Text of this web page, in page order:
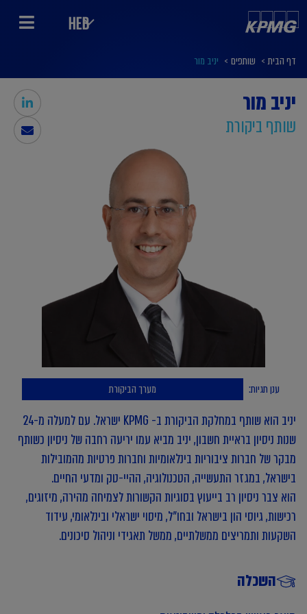
HEB
דף הבית > שותפים > יניב מור
יניב מור
שותף ביקורת
ענן תגיות: מערך הביקורת
יניב הוא שותף במחלקת הביקורת ב- KPMG ישראל. עם למעלה מ-24
שנות ניסיון בראיית חשבון, יניב מביא עמו יריעה רחבה של ניסיון כשותף
מבקר של חברות ציבוריות בינלאומיות וחברות פרטיות מהמובילות
בישראל, במגזר התעשייה, הטכנולוגיה, ההיי-טק ומדעי החיים.
הוא צבר ניסיון רב בייעוץ בסוגיות הקשורות לצמיחה מהירה, מיזוגים,
רכישות, גיוסי הון בישראל ובחו"ל, מיסוי ישראלי ובינלאומי, עידוד
השקעות ותמריצים ממשלתיים, ממשל תאגידי וניהול סיכונים.
השכלה